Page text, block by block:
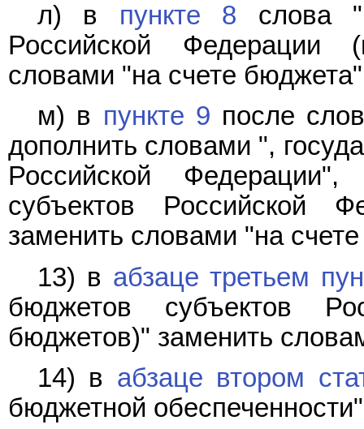
л) в пункте 8 слова
Российской Федерации
словами "на счете
м) в пункте 9 после
дополнить словами ",
Российской
субъектов Российской
заменить словами "на
13) в абзаце третьем
бюджетов субъектов
бюджетов)" заменить
14) в абзаце втором
бюджетной